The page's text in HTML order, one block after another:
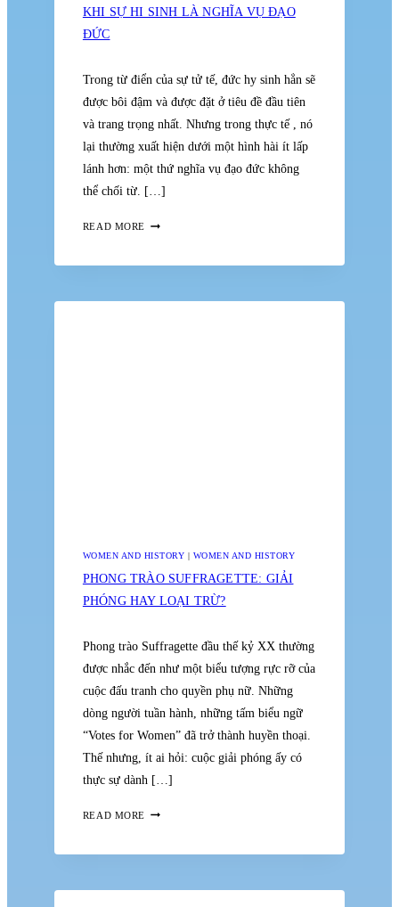
KHI SỰ HI SINH LÀ NGHĨA VỤ ĐẠO
ĐỨC
Trong từ điển của sự tử tế, đức hy sinh hẳn sẽ
được bôi đậm và được đặt ở tiêu đề đầu tiên
và trang trọng nhất. Nhưng trong thực tế , nó
lại thường xuất hiện dưới một hình hài ít lấp
lánh hơn: một thứ nghĩa vụ đạo đức không
thể chối từ. […]
READ MORE KHI
WOMEN AND HISTORY | WOMEN AND HISTORY
PHONG TRÀO SUFFRAGETTE: GIẢI
PHÓNG HAY LOẠI TRỪ?
Phong trào Suffragette đầu thế kỷ XX thường
được nhắc đến như một biểu tượng rực rỡ của
cuộc đấu tranh cho quyền phụ nữ. Những
dòng người tuần hành, những tấm biểu ngữ
“Votes for Women” đã trở thành huyền thoại.
Thế nhưng, ít ai hỏi: cuộc giải phóng ấy có
thực sự dành […]
READ MORE PHONG